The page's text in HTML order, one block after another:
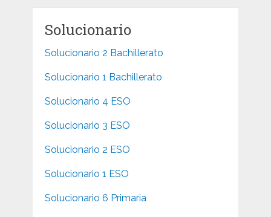
Solucionario
Solucionario 2 Bachillerato
Solucionario 1 Bachillerato
Solucionario 4 ESO
Solucionario 3 ESO
Solucionario 2 ESO
Solucionario 1 ESO
Solucionario 6 Primaria